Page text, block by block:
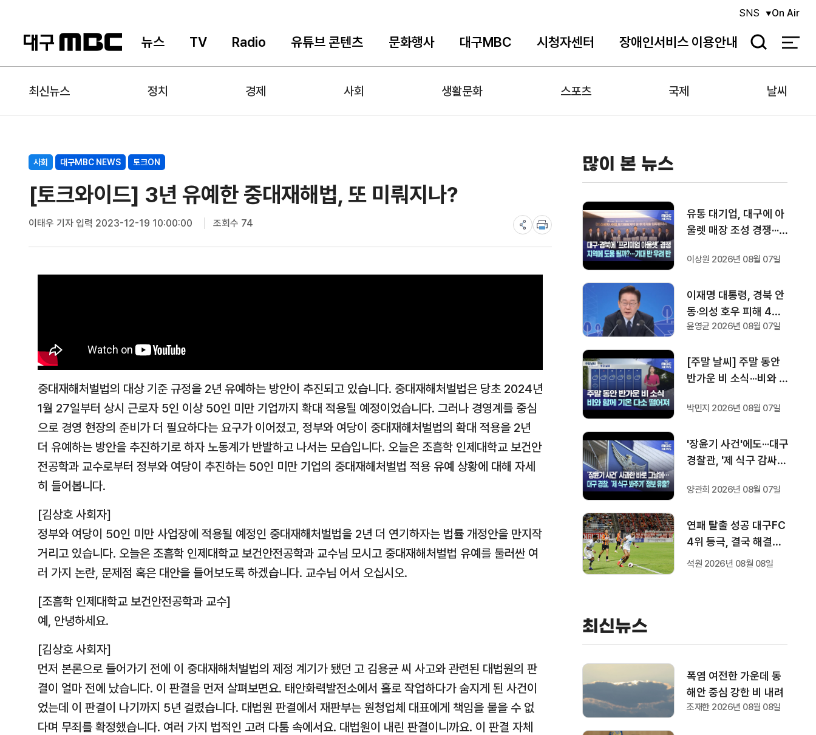
뉴스 TV Radio 유튜브 콘텐츠 문화행사 대구MBC 시청자센터 장애인서비스 이용안내
SNS On Air
검
최신뉴스 정치 경제 사회 생활문화 스포츠 국제 날씨
사회 대구MBC NEWS 토크ON
[토크와이드] 3년 유예한 중대재해법, 또 미뤄지나?
이태우 기자입력 2023-12-19 10:00:00 조회수 74
중대재해처벌법의 대상 기준 규정을 2년 유예하는 방안이 추진되고 있습니다. 중대재해처벌법은 당초 2024년
1월 27일부터 상시 근로자 5인 이상 50인 미만 기업까지 확대 적용될 예정이었습니다. 그러나 경영계를 중심
으로 경영 현장의 준비가 더 필요하다는 요구가 이어졌고, 정부와 여당이 중대재해처벌법의 확대 적용을 2년
더 유예하는 방안을 추진하기로 하자 노동계가 반발하고 나서는 모습입니다. 오늘은 조흠학 인제대학교 보건안
전공학과 교수로부터 정부와 여당이 추진하는 50인 미만 기업의 중대재해처벌법 적용 유예 상황에 대해 자세
히 들어봅니다.
[김상호 사회자]
정부와 여당이 50인 미만 사업장에 적용될 예정인 중대재해처벌법을 2년 더 연기하자는 법률 개정안을 만지작
거리고 있습니다. 오늘은 조흠학 인제대학교 보건안전공학과 교수님 모시고 중대재해처벌법 유예를 둘러싼 여
러 가지 논란, 문제점 혹은 대안을 들어보도록 하겠습니다. 교수님 어서 오십시오.
[조흠학 인제대학교 보건안전공학과 교수]
예, 안녕하세요.
[김상호 사회자]
먼저 본론으로 들어가기 전에 이 중대재해처벌법의 제정 계기가 됐던 고 김용균 씨 사고와 관련된 대법원의 판
결이 얼마 전에 났습니다. 이 판결을 먼저 살펴보면요. 태안화력발전소에서 홀로 작업하다가 숨지게 된 사건이
었는데 이 판결이 나기까지 5년 걸렸습니다. 대법원 판결에서 재판부는 원청업체 대표에게 책임을 물을 수 없
다며 무죄를 확정했습니다. 여러 가지 법적인 고려 다툼 속에서요. 대법원이 내린 판결이니까요. 이 판결 자체
많이 본 뉴스
유통 대기업, 대구에 아
울렛 매장 조성 경쟁···기
이상원 2026년 08월 07일
이재명 대통령, 경북 안
동·의성 호우 피해 4개
면 특별재난지역 선포···
윤영균 2026년 08월 07일
[주말 날씨] 주말 동안
반가운 비 소식···비와 함
박민지 2026년 08월 07일
'장윤기 사건'에도···대구
경찰관, '제 식구 감싸
양관희 2026년 08월 07일
연패 탈출 성공 대구FC
4위 등극, 결국 해결사
는 세징야
석원 2026년 08월 08일
최신뉴스
폭염 여전한 가운데 동
해안 중심 강한 비 내려
조재한 2026년 08월 08일